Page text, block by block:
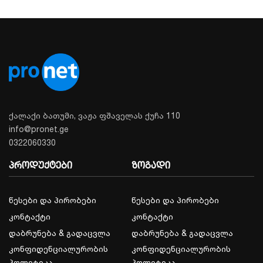
ქალაქი ბათუმი, ვაჟა ფშაველას ქუჩა 110
info@pronet.ge
0322060330
პროდუქტები
წესები და პირობები
კონტაქტი
დაბრუნება & გადაცვლა
კონფიდენციალურობის
ზოგადი
წესები და პირობები
კონტაქტი
დაბრუნება & გადაცვლა
კონფიდენციალურობის